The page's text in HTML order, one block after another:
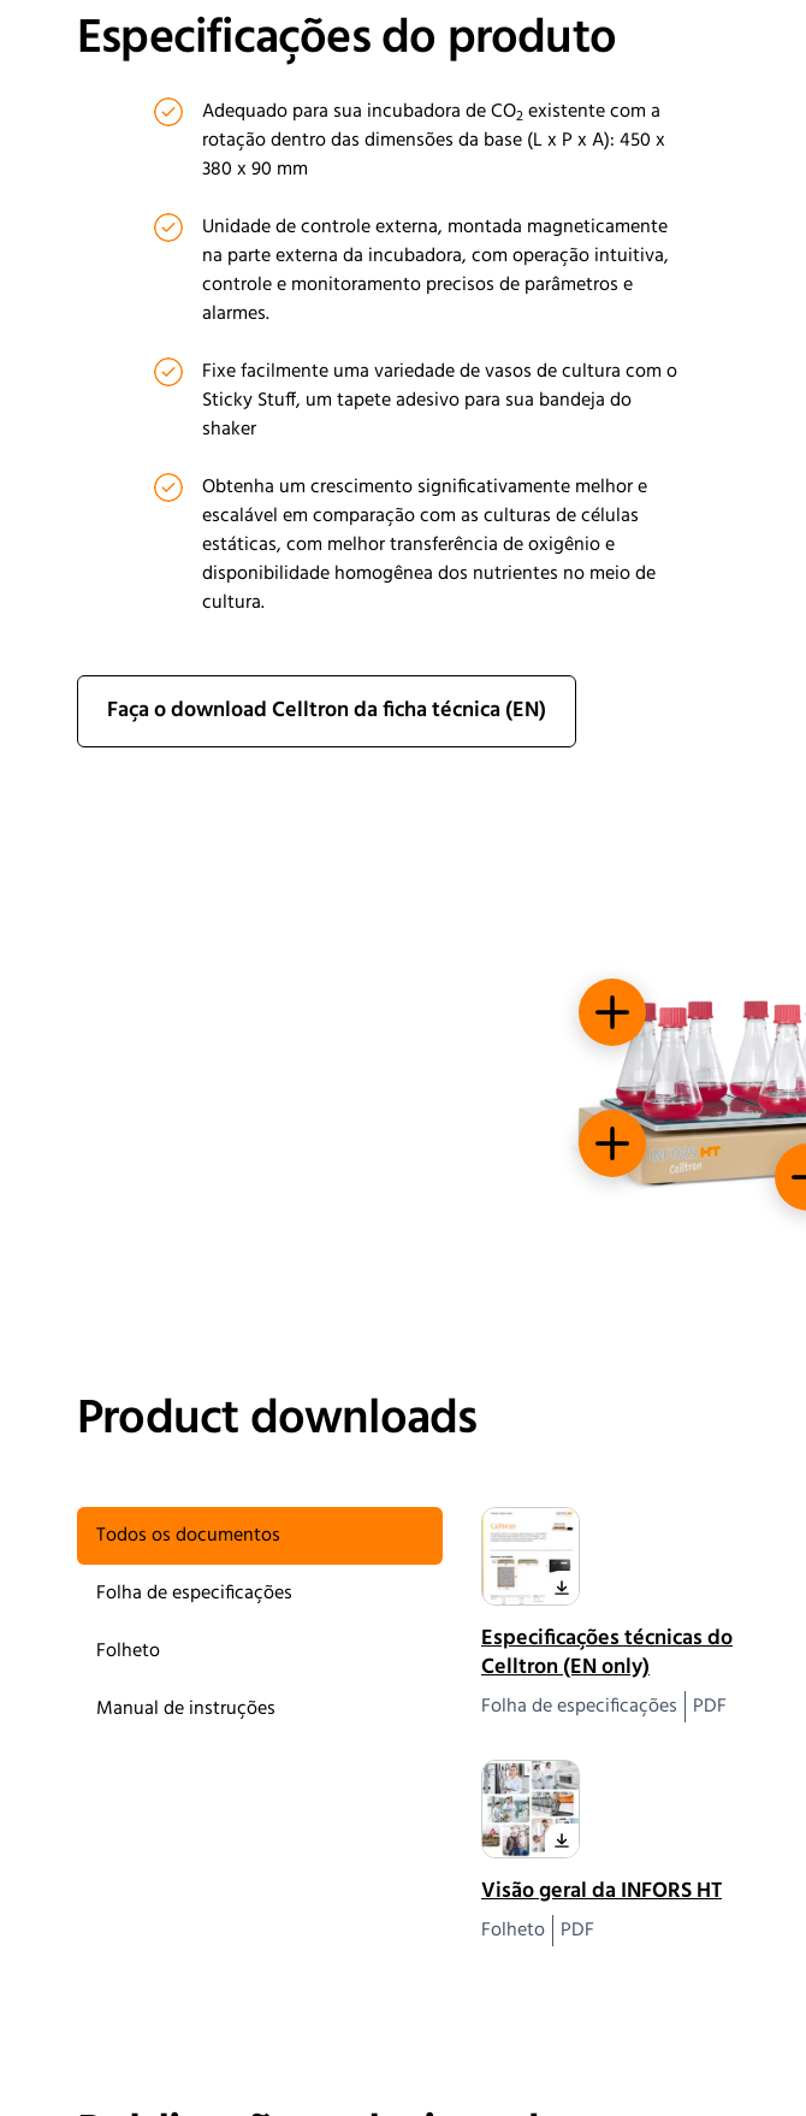
Especificações do produto
Adequado para sua incubadora de CO2 existente com a
rotação dentro das dimensões da base (L x P x A): 450 x
380 x 90 mm
Unidade de controle externa, montada magneticamente
na parte externa da incubadora, com operação intuitiva,
controle e monitoramento precisos de parâmetros e
alarmes.
Fixe facilmente uma variedade de vasos de cultura com o
Sticky Stuff, um tapete adesivo para sua bandeja do
shaker
Obtenha um crescimento significativamente melhor e
escalável em comparação com as culturas de células
estáticas, com melhor transferência de oxigênio e
disponibilidade homogênea dos nutrientes no meio de
cultura.
Faça o download Celltron da ficha técnica (EN)
Sticky stuff
Pequena pegada
Product downloads
Todos os documentos
Folha de especificações
Folheto
Manual de instruções
Especificações técnicas do
Celltron (EN only)
Folha de especificações PDF
Visão geral da INFORS HT
Folheto PDF